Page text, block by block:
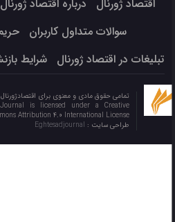
اقتصاد ژورنال درباره اقتصاد ژورنال
سوالات متداول کاربران
تبلیغات در اقتصاد ژورنال
شرایط
تمامی حقوق مادی و معنوی برای
is licensed under a Creative
Attribution 4.0 International License ©️
طراحی سایت :